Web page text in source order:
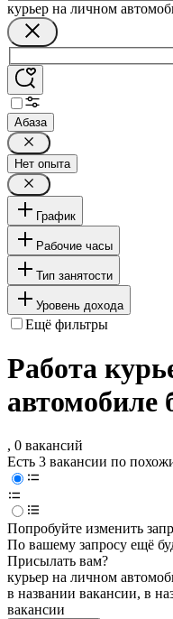
курьер на личном
Абаза
Нет опыта
График
Рабочие часы
Тип занятости
Уровень дохода
Ещё фильтры
Работа
автомобиле
, 0 вакансий
Есть 3 вакансии по
Попробуйте изменить
По вашему запросу ещё
Присылать вам?
курьер на личном
в названии вакансии, в
вакансии